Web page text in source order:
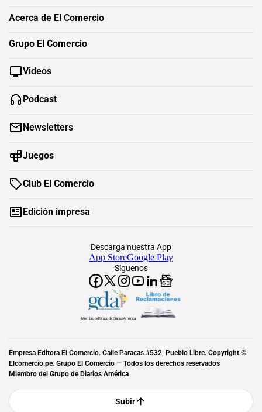
Acerca de El Comercio
Grupo El Comercio
Videos
Podcast
Newsletters
Juegos
Club El Comercio
Edición impresa
Síguenos
Descarga nuestra App
App StoreGoogle Play
Miembro del Grupo de Diarios América
Empresa Editora El Comercio. Calle Paracas #532, Pueblo Libre. Copyright ©
Elcomercio.pe. Grupo El Comercio — Todos los derechos reservados
Miembro del Grupo de Diarios América
Subir